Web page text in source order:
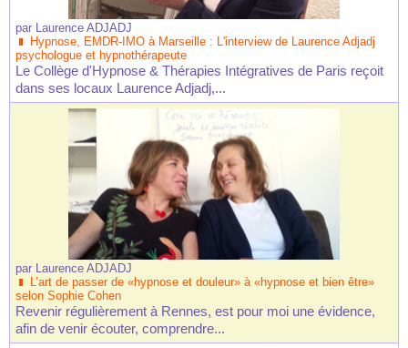
par Laurence ADJADJ
Hypnose, EMDR-IMO à Marseille : L'interview de Laurence Adjadj
psychologue et hypnothérapeute
Le Collège d'Hypnose & Thérapies Intégratives de Paris reçoit
dans ses locaux Laurence Adjadj,...
par Laurence ADJADJ
L’art de passer de «hypnose et douleur» à «hypnose et bien être»
selon Sophie Cohen
Revenir régulièrement à Rennes, est pour moi une évidence,
afin de venir écouter, comprendre...